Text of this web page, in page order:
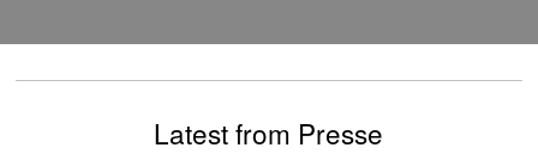
Latest from Presse